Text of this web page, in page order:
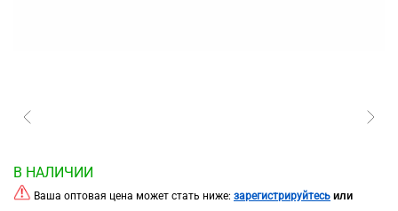
В НАЛИЧИИ
Ваша оптовая цена может стать ниже: зарегистрируйтесь или